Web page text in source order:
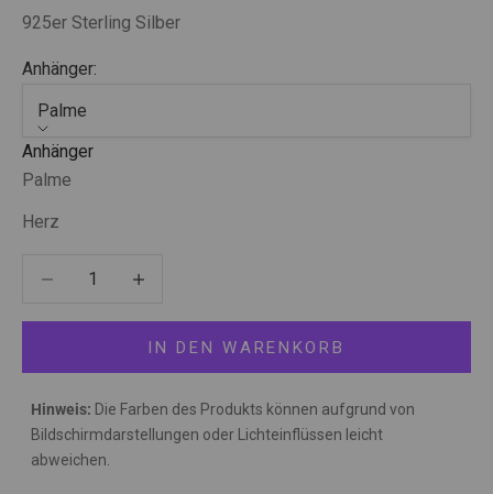
925er Sterling Silber
Anhänger:
Palme
Anhänger
Palme
Herz
Anzahl verringern
IN DEN WARENKORB
Hinweis: Die Farben des Produkts können aufgrund von
Bildschirmdarstellungen oder Lichteinflüssen leicht
abweichen.